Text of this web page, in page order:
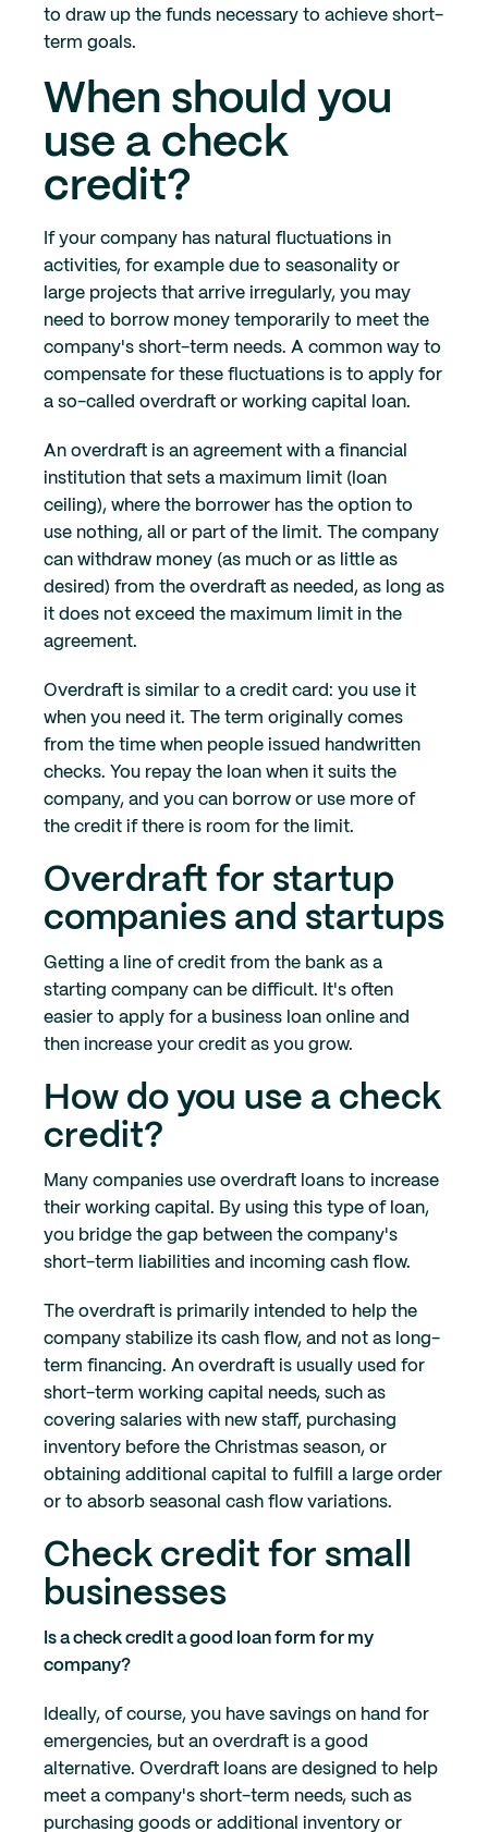
to draw up the funds necessary to achieve short-
term goals.
When should you
use a check
credit?
If your company has natural fluctuations in
activities, for example due to seasonality or
large projects that arrive irregularly, you may
need to borrow money temporarily to meet the
company's short-term needs. A common way to
compensate for these fluctuations is to apply for
a so-called overdraft or working capital loan.
An overdraft is an agreement with a financial
institution that sets a maximum limit (loan
ceiling), where the borrower has the option to
use nothing, all or part of the limit. The company
can withdraw money (as much or as little as
desired) from the overdraft as needed, as long as
it does not exceed the maximum limit in the
agreement.
Overdraft is similar to a credit card: you use it
when you need it. The term originally comes
from the time when people issued handwritten
checks. You repay the loan when it suits the
company, and you can borrow or use more of
the credit if there is room for the limit.
Overdraft for startup
companies and startups
Getting a line of credit from the bank as a
starting company can be difficult. It's often
easier to apply for a business loan online and
then increase your credit as you grow.
How do you use a check
credit?
Many companies use overdraft loans to increase
their working capital. By using this type of loan,
you bridge the gap between the company's
short-term liabilities and incoming cash flow.
The overdraft is primarily intended to help the
company stabilize its cash flow, and not as long-
term financing. An overdraft is usually used for
short-term working capital needs, such as
covering salaries with new staff, purchasing
inventory before the Christmas season, or
obtaining additional capital to fulfill a large order
or to absorb seasonal cash flow variations.
Check credit for small
businesses
Is a check credit a good loan form for my
company?
Ideally, of course, you have savings on hand for
emergencies, but an overdraft is a good
alternative. Overdraft loans are designed to help
meet a company's short-term needs, such as
purchasing goods or additional inventory or